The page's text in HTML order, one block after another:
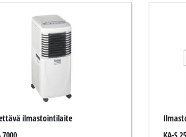
ilmastointilaite